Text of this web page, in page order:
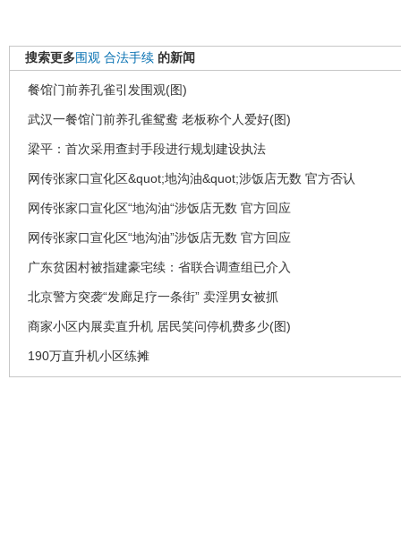
搜索更多围观 合法手续 的新闻
餐馆门前养孔雀引发围观(图)
武汉一餐馆门前养孔雀鸳鸯 老板称个人爱好(图)
梁平：首次采用查封手段进行规划建设执法
网传张家口宣化区&quot;地沟油&quot;涉饭店无数 官方否认
网传张家口宣化区“地沟油“涉饭店无数 官方回应
网传张家口宣化区“地沟油”涉饭店无数 官方回应
广东贫困村被指建豪宅续：省联合调查组已介入
北京警方突袭“发廊足疗一条街” 卖淫男女被抓
商家小区内展卖直升机 居民笑问停机费多少(图)
190万直升机小区练摊